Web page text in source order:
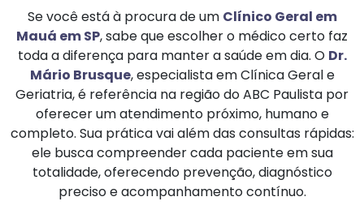
Se você está à procura de um Clínico Geral em
Mauá em SP, sabe que escolher o médico certo faz
toda a diferença para manter a saúde em dia. O Dr.
Mário Brusque, especialista em Clínica Geral e
Geriatria, é referência na região do ABC Paulista por
oferecer um atendimento próximo, humano e
completo. Sua prática vai além das consultas rápidas:
ele busca compreender cada paciente em sua
totalidade, oferecendo prevenção, diagnóstico
preciso e acompanhamento contínuo.